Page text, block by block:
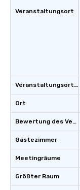
Veranstaltungsort
Veranstaltungsortstyp
Ort
Bewertung des Veranstaltungsortes
Gästezimmer
Meetingräume
Größter Raum